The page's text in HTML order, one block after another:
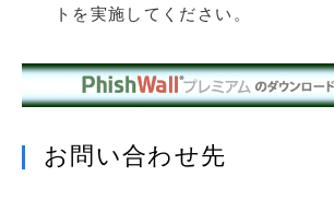
トを実施してください。
お問い合わせ先